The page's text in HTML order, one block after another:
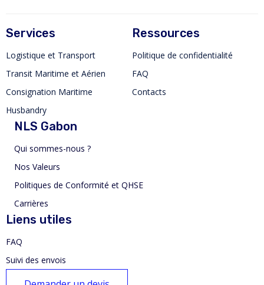
Services
Logistique et Transport
Transit Maritime et Aérien
Consignation Maritime
Husbandry
Ressources
Politique de confidentialité
FAQ
Contacts
NLS Gabon
Qui sommes-nous ?
Nos Valeurs
Politiques de Conformité et QHSE
Carrières
Liens utiles
FAQ
Suivi des envois